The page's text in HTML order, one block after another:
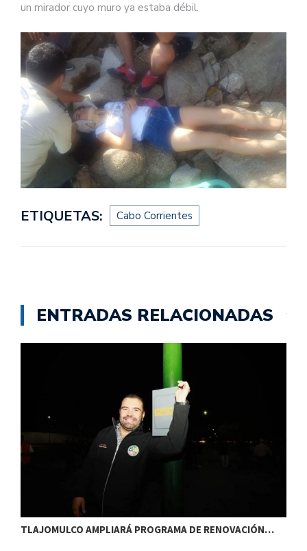
un mirador cuyo muro ya estaba débil.
ETIQUETAS: Cabo Corrientes
ENTRADAS RELACIONADAS
TLAJOMULCO AMPLIARÁ PROGRAMA DE RENOVACIÓN…